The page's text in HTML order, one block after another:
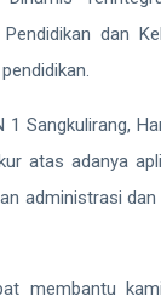
dan
1 Sangkulirang,
atas adanya
administrasi dan
membantu